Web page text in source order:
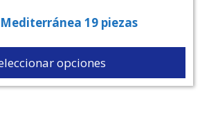
19 piezas
opciones